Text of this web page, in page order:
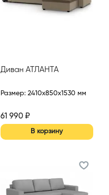
Диван АТЛАНТА
Размер: 2410x850x1530 мм
61 990₽
В корзину